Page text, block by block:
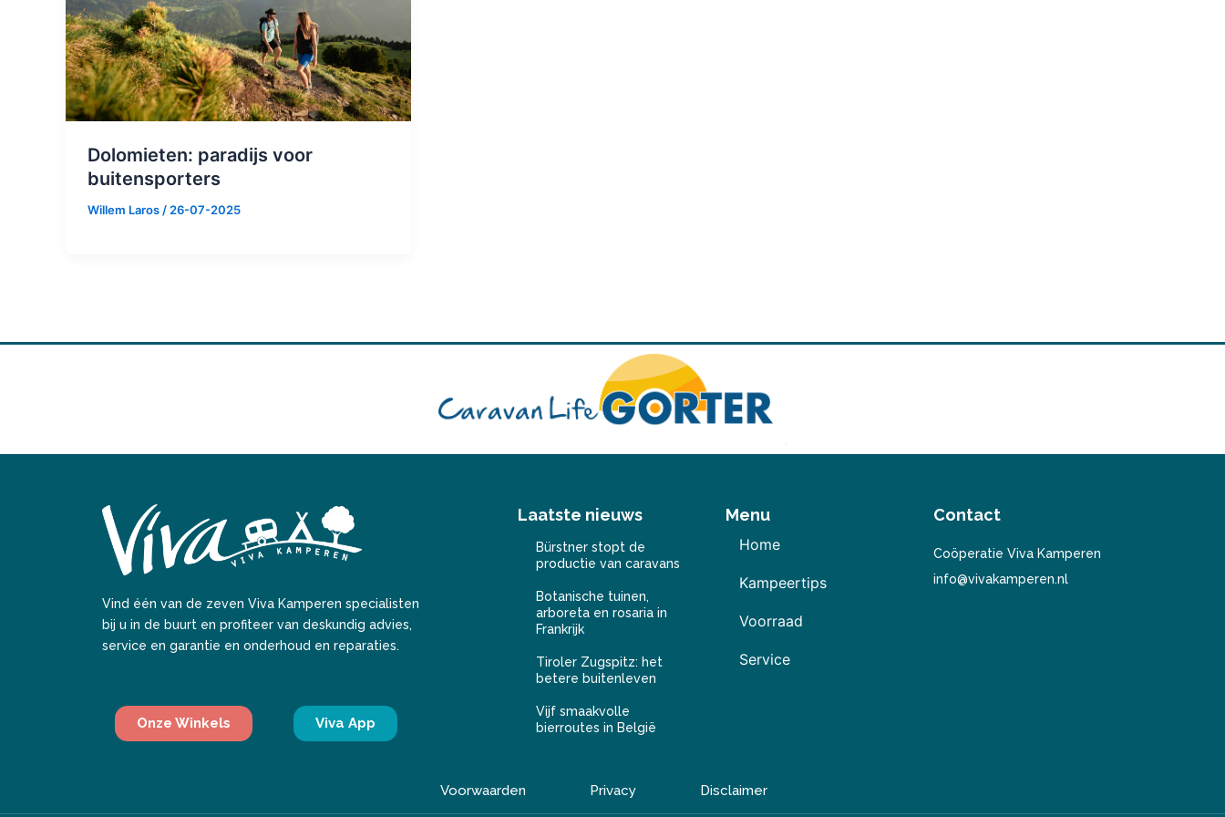
Dolomieten: paradijs voor
buitensporters
Willem Laros/26-07-2025
Vind één van de zeven Viva Kamperen specialisten
bij u in de buurt en profiteer van deskundig advies,
service en garantie en onderhoud en reparaties.
Onze Winkels Viva App
Laatste nieuws
Bürstner stopt de
productie van caravans
Botanische tuinen,
arboreta en rosaria in
Frankrijk
Tiroler Zugspitz: het
betere buitenleven
Vijf smaakvolle
bierroutes in België
Menu
Home
Kampeertips
Voorraad
Service
Contact
Coöperatie Viva Kamperen
info@vivakamperen.nl
Voorwaarden Privacy Disclaimer